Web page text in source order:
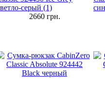
серый (1)
2660грн.